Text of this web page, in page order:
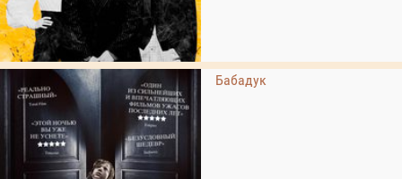
Бабадук